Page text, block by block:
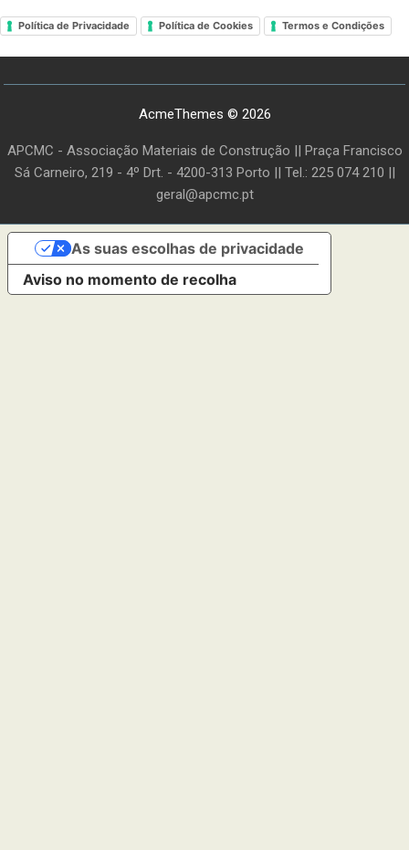
Política de Privacidade Política de Cookies Termos e Condições
AcmeThemes © 2026
APCMC - Associação Materiais de Construção || Praça Francisco
Sá Carneiro, 219 - 4º Drt. - 4200-313 Porto || Tel.: 225 074 210 ||
geral@apcmc.pt
Aviso no momento de recolha
As suas escolhas de privacidade